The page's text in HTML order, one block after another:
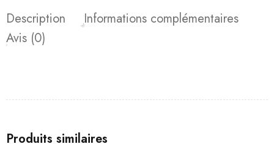
Description
Informations complémentaires
Avis (0)
Produits similaires